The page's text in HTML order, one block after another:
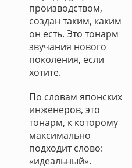
производством,
создан таким, каким
он есть. Это тонарм
звучания нового
поколения, если
хотите.
По словам японских
инженеров, это
тонарм, к которому
максимально
подходит слово:
«идеальный».